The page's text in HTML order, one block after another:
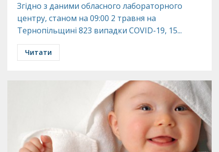
Згідно з даними обласного лабораторного
центру, станом на 09:00 2 травня на
Тернопільщині 823 випадки COVID-19, 15...
Читати